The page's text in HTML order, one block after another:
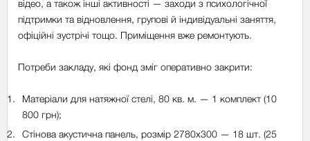
відео, а також інші активності — заходи з психологічної
підтримки та відновлення, групові й індивідуальні заняття,
офіційні зустрічі тощо. Приміщення вже ремонтують.
Потреби закладу, які фонд зміг оперативно закрити:
Матеріали для натяжної стелі, 80 кв. м. — 1 комплект (10
800 грн);
Стінова акустична панель, розмір 2780х300 — 18 шт. (25